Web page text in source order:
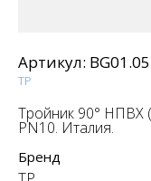
Артикул:
TP
Тройник 90° НПВХ
PN10. Италия.
Бренд